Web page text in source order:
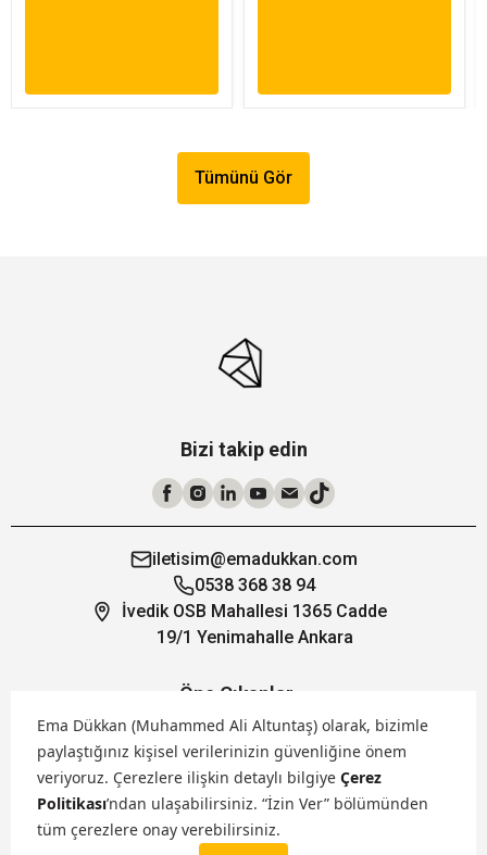
Ema Dükkan (Muhammed Ali Altuntaş) olarak, bizimle
paylaştığınız kişisel verilerinizin güvenliğine önem
veriyoruz. Çerezlere ilişkin detaylı bilgiye Çerez
Politikası’ndan ulaşabilirsiniz. “İzin Ver” bölümünden
tüm çerezlere onay verebilirsiniz.
Tümünü Gör
Bizi takip edin
iletisim@emadukkan.com
0538 368 38 94
İvedik OSB Mahallesi 1365 Cadde
19/1 Yenimahalle Ankara
Öne Çıkanlar
Hakkımızda
Markalarımız